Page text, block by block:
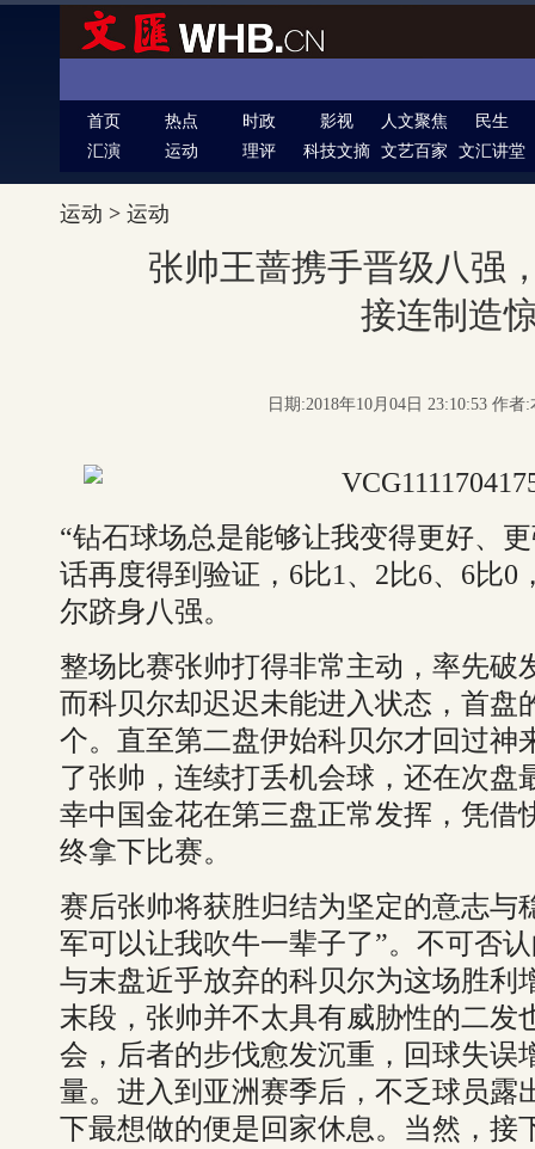
首页 热点 时政 影视 人文聚焦
民生
汇演
运动 理评 科技文摘 文艺百家 文汇讲堂
运动 > 运动
张帅王蔷携手晋级八强
接连制造
日期:2018年10月04日 23:10:53 作
“钻石球场总是能够让我变得更好、
话再度得到验证，6比1、2比6、6比
尔跻身八强。
整场比赛张帅打得非常主动，率先破
而科贝尔却迟迟未能进入状态，首盘
个。直至第二盘伊始科贝尔才回过神
了张帅，连续打丢机会球，还在次盘
幸中国金花在第三盘正常发挥，凭借
终拿下比赛。
赛后张帅将获胜归结为坚定的意志与
军可以让我吹牛一辈子了”。不可否
与末盘近乎放弃的科贝尔为这场胜利
末段，张帅并不太具有威胁性的二发
会，后者的步伐愈发沉重，回球失误
量。进入到亚洲赛季后，不乏球员露
下最想做的便是回家休息。当然，接